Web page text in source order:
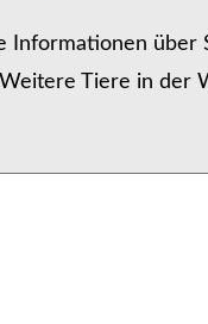
über
Tiere in der